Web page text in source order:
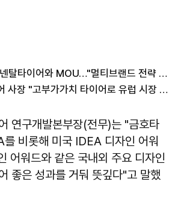
금호타이어, 콘티넨탈타이어와 MOU…"멀티브랜드 전략 본격화"
정일택 금호타이어 사장 "고부가가치 타이어로 유럽 시장 공략 강화"
연구개발본부장(전무)는 "금호타
를 비롯해 미국 IDEA 디자인 어워
어워드와 같은 국내외 주요 디자인
좋은 성과를 거둬 뜻깊다"고 말했